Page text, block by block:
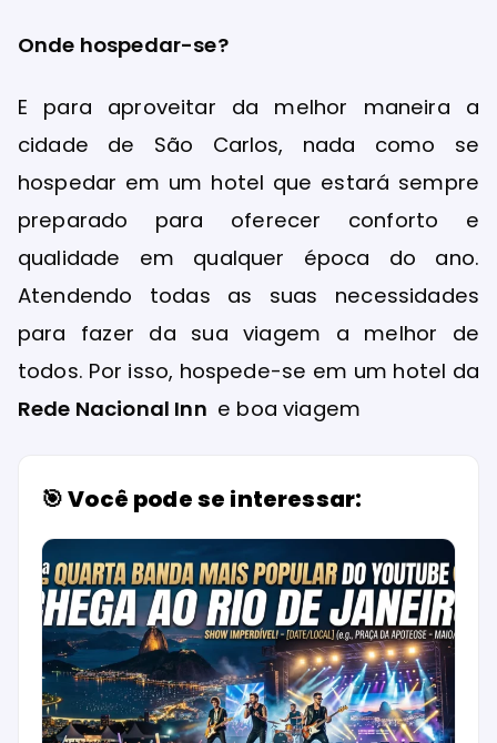
Onde hospedar-se?
E para aproveitar da melhor maneira a
cidade de São Carlos, nada como se
hospedar em um hotel que estará sempre
preparado para oferecer conforto e
qualidade em qualquer época do ano.
Atendendo todas as suas necessidades
para fazer da sua viagem a melhor de
todos. Por isso, hospede-se em um hotel da
Rede Nacional Inn e boa viagem
🎯 Você pode se interessar: